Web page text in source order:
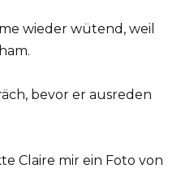
wieder wütend, weil
bevor er ausreden
Claire mir ein Foto von